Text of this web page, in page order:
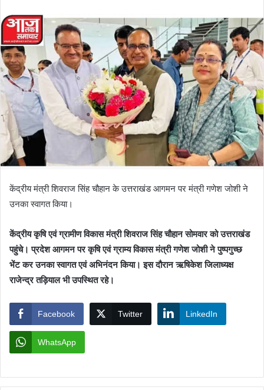
केंद्रीय मंत्री शिवराज सिंह चौहान के उत्तराखंड आगमन पर मंत्री गणेश जोशी ने
उनका स्वागत किया।
केंद्रीय कृषि एवं ग्रामीण विकास मंत्री शिवराज सिंह चौहान सोमवार को उत्तराखंड
पहुंचे। प्रदेश आगमन पर कृषि एवं ग्राम्य विकास मंत्री गणेश जोशी ने पुष्पगुच्छ
भेंट कर उनका स्वागत एवं अभिनंदन किया। इस दौरान ऋषिकेश जिलाध्यक्ष
राजेन्द्र तड़ियाल भी उपस्थित रहे।
Facebook Twitter LinkedIn
WhatsApp